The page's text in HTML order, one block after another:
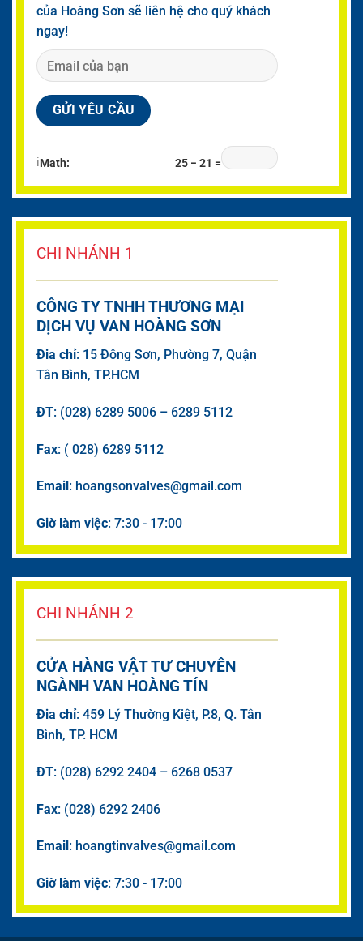
của Hoàng Sơn sẽ liên hệ cho quý khách
ngay!
ℹMath: 25 − 21 =
CHI NHÁNH 1
CÔNG TY TNHH THƯƠNG MẠI
DỊCH VỤ VAN HOÀNG SƠN
Đia chỉ: 15 Đông Sơn, Phường 7, Quận
Tân Bình, TP.HCM
ĐT: (028) 6289 5006 – 6289 5112
Fax: ( 028) 6289 5112
Email : hoangsonvalves@gmail.com
Giờ làm việc: 7:30 - 17:00
CHI NHÁNH 2
CỬA HÀNG VẬT TƯ CHUYÊN
NGÀNH VAN HOÀNG TÍN
Đia chỉ: 459 Lý Thường Kiệt, P.8, Q. Tân
Bình, TP. HCM
ĐT: (028) 6292 2404 – 6268 0537
Fax: (028) 6292 2406
Email : hoangtinvalves@gmail.com
Giờ làm việc: 7:30 - 17:00